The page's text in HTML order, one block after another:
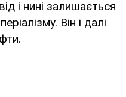
і нині залишається
Він і далі